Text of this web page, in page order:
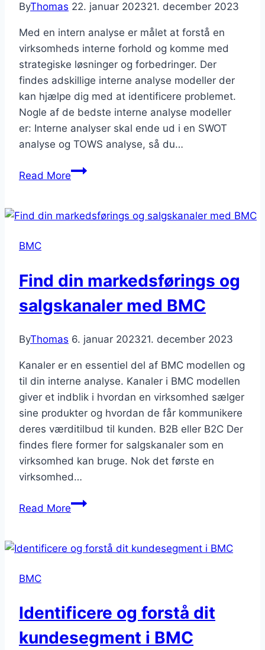
ByThomas 22. januar 202321. december 2023
Med en intern analyse er målet at forstå en
virksomheds interne forhold og komme med
strategiske løsninger og forbedringer. Der
findes adskillige interne analyse modeller der
kan hjælpe dig med at identificere problemet.
Nogle af de bedste interne analyse modeller
er: Interne analyser skal ende ud i en SWOT
analyse og TOWS analyse, så du…
Read MoreGuide
perfekte
BMC
Find din markedsførings og
salgskanaler med BMC
ByThomas 6. januar 202321. december 2023
Kanaler er en essentiel del af BMC modellen og
til din interne analyse. Kanaler i BMC modellen
giver et indblik i hvordan en virksomhed sælger
sine produkter og hvordan de får kommunikere
deres værditilbud til kunden. B2B eller B2C Der
findes flere former for salgskanaler som en
virksomhed kan bruge. Nok det første en
virksomhed…
Read MoreFind
og
BMC
Identificere og forstå dit
kundesegment i BMC